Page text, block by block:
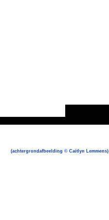
(achtergrondafbeelding © Caitlyn Lemmens)